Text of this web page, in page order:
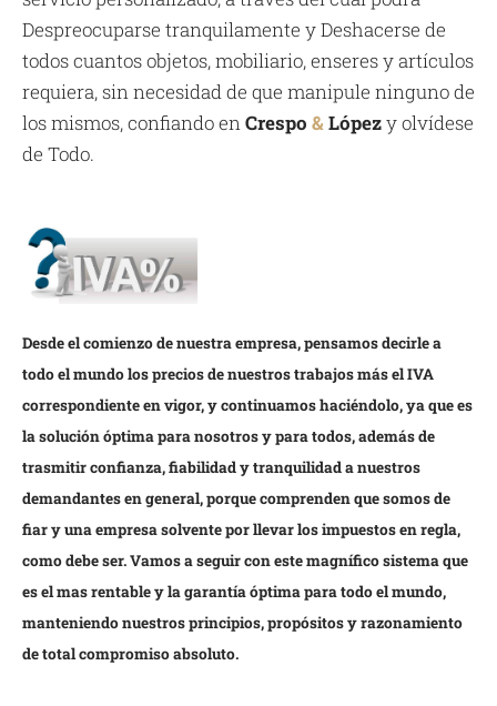
Despreocuparse tranquilamente y Deshacerse de
todos cuantos objetos, mobiliario, enseres y artículos
requiera, sin necesidad de que manipule ninguno de
los mismos, confiando enCrespo &Lópezy olvídese
de Todo.
Desde el comienzo de nuestra empresa, pensamos decirle a
todo el mundo los precios de nuestros trabajos más el IVA
correspondiente en vigor, y continuamos haciéndolo, ya que es
la solución óptima para nosotros y para todos, además de
trasmitir confianza, fiabilidad y tranquilidad a nuestros
demandantes en general, porque comprenden que somos de
fiar y una empresa solvente por llevar los impuestos en regla,
como debe ser. Vamos a seguir con este magnífico sistema que
es el mas rentable y la garantía óptima para todo el mundo,
manteniendo nuestros principios, propósitos y razonamiento
de total compromiso absoluto.